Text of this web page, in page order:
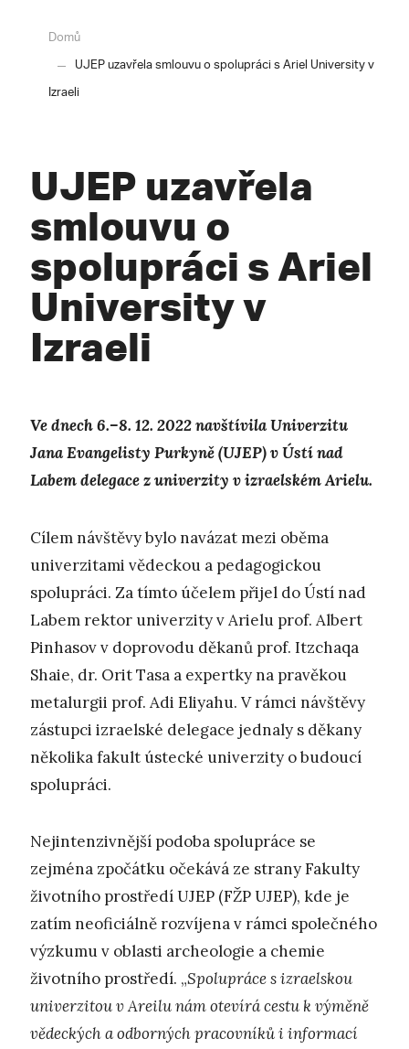
Domů
UJEP uzavřela smlouvu o spolupráci s Ariel University v
Izraeli
UJEP uzavřela
smlouvu o
spolupráci s Ariel
University v
Izraeli
Ve dnech 6.–8. 12. 2022 navštívila Univerzitu
Jana Evangelisty Purkyně (UJEP) v Ústí nad
Labem delegace z univerzity v izraelském Arielu.
Cílem návštěvy bylo navázat mezi oběma
univerzitami vědeckou a pedagogickou
spolupráci. Za tímto účelem přijel do Ústí nad
Labem rektor univerzity v Arielu prof. Albert
Pinhasov v doprovodu děkanů prof. Itzchaqa
Shaie, dr. Orit Tasa a expertky na pravěkou
metalurgii prof. Adi Eliyahu. V rámci návštěvy
zástupci izraelské delegace jednaly s děkany
několika fakult ústecké univerzity o budoucí
spolupráci.
Nejintenzivnější podoba spolupráce se
zejména zpočátku očekává ze strany Fakulty
životního prostředí UJEP (FŽP UJEP), kde je
zatím neoficiálně rozvíjena v rámci společného
výzkumu v oblasti archeologie a chemie
životního prostředí. „Spolupráce s izraelskou
univerzitou v Areilu nám otevírá cestu k výměně
vědeckých a odborných pracovníků i informací